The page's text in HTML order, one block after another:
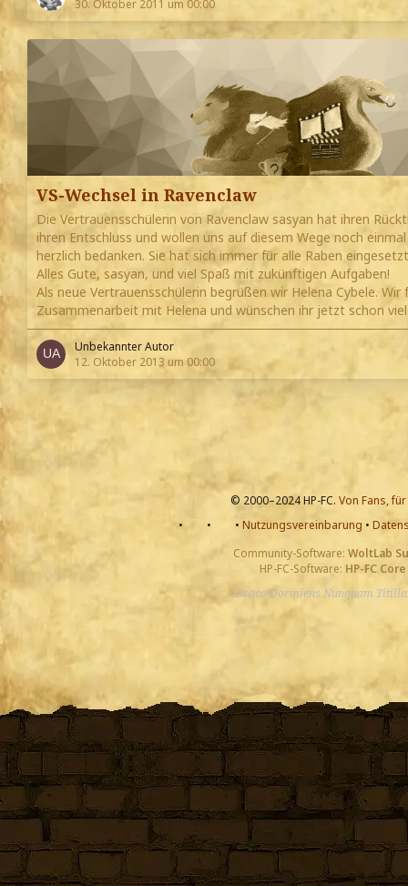
30. Oktober 2011 um 00:00
VS-Wechsel in Ravenclaw
Die Vertrauensschülerin von Ravenclaw sasyan hat ihren
ihren Entschluss und wollen uns auf diesem Wege noch
herzlich bedanken. Sie hat sich immer für alle Raben
Alles Gute, sasyan, und viel Spaß mit zukünftigen Aufgaben!
Als neue Vertrauensschülerin begrüßen wir Helena Cybele.
Zusammenarbeit mit Helena und wünschen ihr jetzt schon
Unbekannter Autor
12. Oktober 2013 um 00:00
© 2000–2024 HP-FC. Von Fans,
•
• • Nutzungsvereinbarung •
Community-Software: WoltLab
HP-FC-Software: HP-FC Core
Draco Dormiens Nunquam